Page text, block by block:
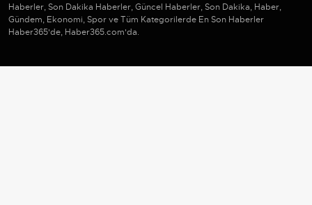
Haberler, Son Dakika Haberler, Güncel Haberler, Son Dakika, Haber,
Gündem, Ekonomi, Spor ve Tüm Kategorilerde En Son Haberler
Haber365'de, Haber365.com'da.